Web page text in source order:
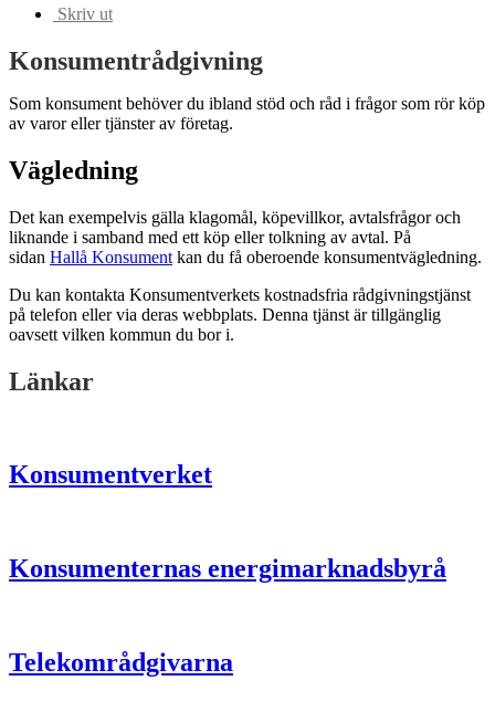
Skriv ut
Konsumentrådgivning
Som konsument behöver du ibland stöd och råd i frågor som rör köp
av varor eller tjänster av företag.
Vägledning
Det kan exempelvis gälla klagomål, köpevillkor, avtalsfrågor och
liknande i samband med ett köp eller tolkning av avtal. På
sidan Hallå Konsument kan du få oberoende konsumentvägledning.
Du kan kontakta Konsumentverkets kostnadsfria rådgivningstjänst
på telefon eller via deras webbplats. Denna tjänst är tillgänglig
oavsett vilken kommun du bor i.
Länkar
Konsumentverket
Konsumenternas energimarknadsbyrå
Telekområdgivarna